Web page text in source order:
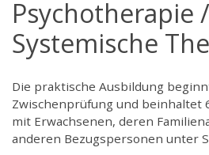
Psychotherapie /
Systemische
Die praktische Ausbildung
Zwischenprüfung und beinhaltet
mit Erwachsenen, deren
anderen Bezugspersonen unter